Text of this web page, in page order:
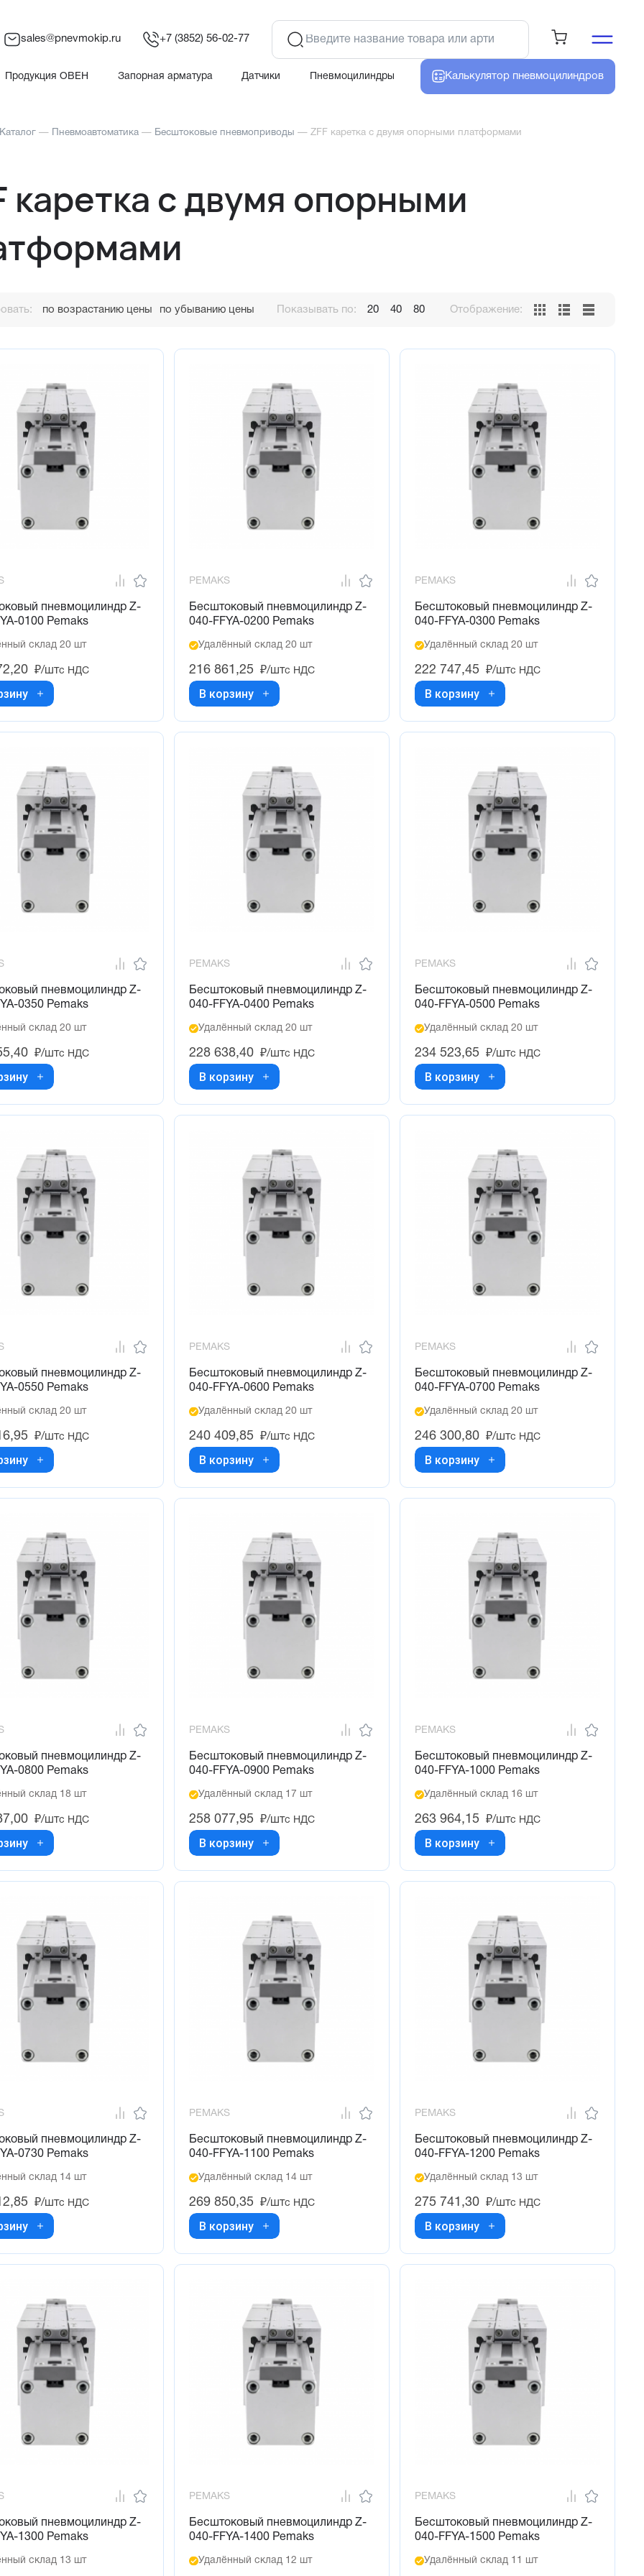
sales@pnevmokip.ru +7 (3852) 56-02-77
Продукция ОВЕН Запорная арматура Датчики Пневмоцилиндры Калькулятор пневмоцилиндров
Каталог — Пневмоавтоматика — Бесштоковые пневмоприводы — ZFF каретка с двумя опорными платформами
каретка с двумя опорными
по возрастанию цены по убыванию цены Показывать по: 20 40 80 Отображение:
пневмоцилиндр Z-
0100 Pemaks
склад 20 шт
₽/штс НДС
PEMAKS
Бесштоковый пневмоцилиндр Z-
040-FFYA-0200 Pemaks
Удалённый склад 20 шт
216 861,25 ₽/штс НДС
В корзину
PEMAKS
Бесштоковый пневмоцилиндр Z-
040-FFYA-0300 Pemaks
Удалённый склад 20 шт
222 747,45 ₽/штс НДС
В корзину
пневмоцилиндр Z-
0350 Pemaks
склад 20 шт
₽/штс НДС
PEMAKS
Бесштоковый пневмоцилиндр Z-
040-FFYA-0400 Pemaks
Удалённый склад 20 шт
228 638,40 ₽/штс НДС
В корзину
PEMAKS
Бесштоковый пневмоцилиндр Z-
040-FFYA-0500 Pemaks
Удалённый склад 20 шт
234 523,65 ₽/штс НДС
В корзину
пневмоцилиндр Z-
0550 Pemaks
склад 20 шт
₽/штс НДС
PEMAKS
Бесштоковый пневмоцилиндр Z-
040-FFYA-0600 Pemaks
Удалённый склад 20 шт
240 409,85 ₽/штс НДС
В корзину
PEMAKS
Бесштоковый пневмоцилиндр Z-
040-FFYA-0700 Pemaks
Удалённый склад 20 шт
246 300,80 ₽/штс НДС
В корзину
пневмоцилиндр Z-
0800 Pemaks
склад 18 шт
₽/штс НДС
PEMAKS
Бесштоковый пневмоцилиндр Z-
040-FFYA-0900 Pemaks
Удалённый склад 17 шт
258 077,95 ₽/штс НДС
В корзину
PEMAKS
Бесштоковый пневмоцилиндр Z-
040-FFYA-1000 Pemaks
Удалённый склад 16 шт
263 964,15 ₽/штс НДС
В корзину
пневмоцилиндр Z-
0730 Pemaks
склад 14 шт
₽/штс НДС
PEMAKS
Бесштоковый пневмоцилиндр Z-
040-FFYA-1100 Pemaks
Удалённый склад 14 шт
269 850,35 ₽/штс НДС
В корзину
PEMAKS
Бесштоковый пневмоцилиндр Z-
040-FFYA-1200 Pemaks
Удалённый склад 13 шт
275 741,30 ₽/штс НДС
В корзину
пневмоцилиндр Z-
1300 Pemaks
склад 13 шт
PEMAKS
Бесштоковый пневмоцилиндр Z-
040-FFYA-1400 Pemaks
Удалённый склад 12 шт
PEMAKS
Бесштоковый пневмоцилиндр Z-
040-FFYA-1500 Pemaks
Удалённый склад 11 шт